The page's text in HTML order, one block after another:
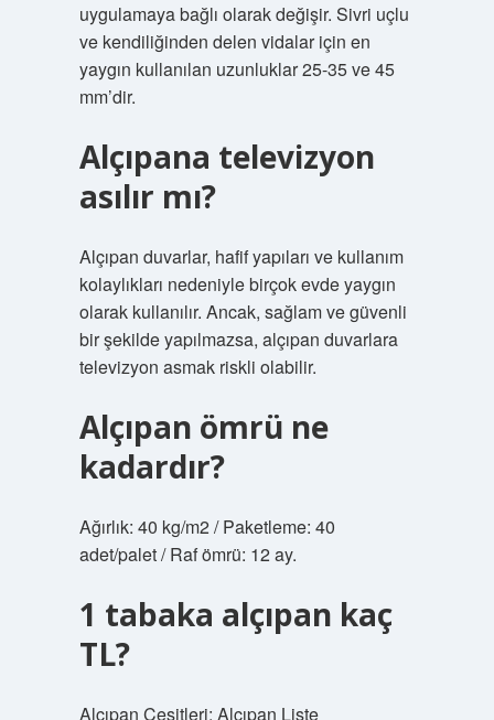
uygulamaya bağlı olarak değişir. Sivri uçlu
ve kendiliğinden delen vidalar için en
yaygın kullanılan uzunluklar 25-35 ve 45
mm’dir.
Alçıpana televizyon
asılır mı?
Alçıpan duvarlar, hafif yapıları ve kullanım
kolaylıkları nedeniyle birçok evde yaygın
olarak kullanılır. Ancak, sağlam ve güvenli
bir şekilde yapılmazsa, alçıpan duvarlara
televizyon asmak riskli olabilir.
Alçıpan ömrü ne
kadardır?
Ağırlık: 40 kg/m2 / Paketleme: 40
adet/palet / Raf ömrü: 12 ay.
1 tabaka alçıpan kaç
TL?
Alçıpan Çeşitleri: Alçıpan Liste